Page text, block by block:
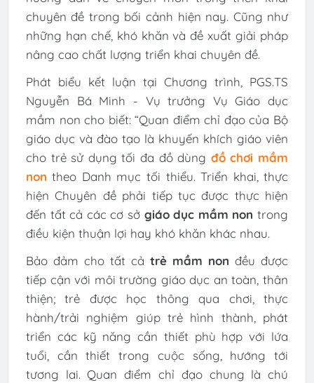
chuyên đề trong bối cảnh hiện nay. Cũng như
những hạn chế, khó khăn và đề xuất giải pháp
nâng cao chất lượng triển khai chuyên đề.
Phát biểu kết luận tại Chương trình, PGS.TS
Nguyễn Bá Minh - Vụ trưởng Vụ Giáo dục
mầm non cho biết: “Quan điểm chỉ đạo của Bộ
giáo dục và đào tạo là khuyến khích giáo viên
cho trẻ sử dụng tối đa đồ dùng đồ chơi mầm
non theo Danh mục tối thiểu. Triển khai, thực
hiện Chuyên đề phải tiếp tục được thực hiện
đến tất cả các cơ sở giáo dục mầm non trong
điều kiện thuận lợi hay khó khăn khác nhau.
Bảo đảm cho tất cảtrẻ mầm non đều được
tiếp cận với môi trường giáo dục an toàn, thân
thiện; trẻ được học thông qua chơi, thực
hành/trải nghiệm giúp trẻ hình thành, phát
triển các kỹ năng cần thiết phù hợp với lứa
tuổi, cần thiết trong cuộc sống, hướng tới
tương lai. Quan điểm chỉ đạo chung là chú